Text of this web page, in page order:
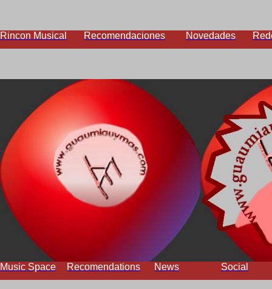
Rincon Musical Recomendaciones Novedades
Music Space Recomendations News Social